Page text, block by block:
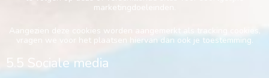
marketingdoeleinden.
Aangezien deze cookies worden aangemerkt als tracking cookies,
vragen we voor het plaatsen hiervan dan ook je toestemming.
5.5 Sociale media